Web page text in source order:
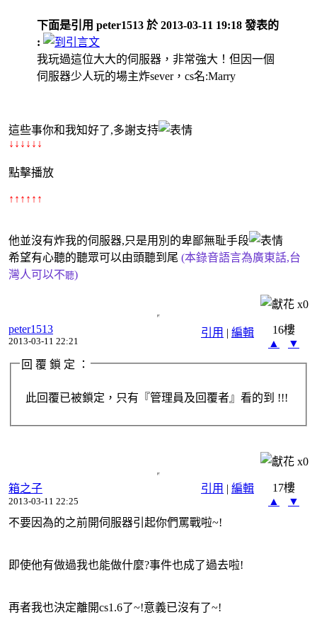
下面是引用 peter1513 於 2013-03-11 19:18 發表的
:
我玩過這位大大的伺服器，非常強大！但因一個
伺服器少人玩的場主炸sever，cs名:Marry
這些事你和我知好了,多謝支持
↓↓↓↓↓↓
點擊播放
↑↑↑ ↑↑↑
他並沒有炸我的伺服器,只是用別的卑鄙無耻手段
希望有心聽的聽眾可以由頭聽到尾 (本錄音語言為廣東話,台
灣人可以不聽)
x0
引用 | 編輯
peter1513
2013-03-11 22:21
16樓
▲
▼
回 覆 鎖 定 ：
此回覆已被鎖定，只有『管理員及回覆者』看的到 !!!
x0
引用 | 編輯
箱之子
2013-03-11 22:25
17樓
▲
▼
不要因為的之前開伺服器引起你們罵戰啦~!
即使他有做過我也能做什麼?事件也成了過去啦!
再者我也決定離開cs1.6了~!意義已沒有了~!